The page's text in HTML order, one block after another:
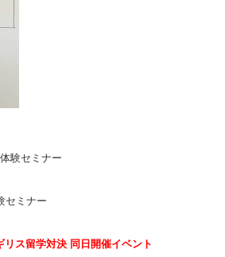
験セミナー
セミナー
ス留学対決 同日開催イベント